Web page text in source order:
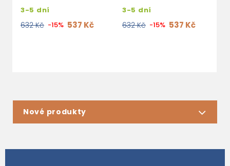
3-5 dní
632 Kč -15% 537 Kč
3-5 dní
632 Kč -15% 537 Kč
Nové produkty